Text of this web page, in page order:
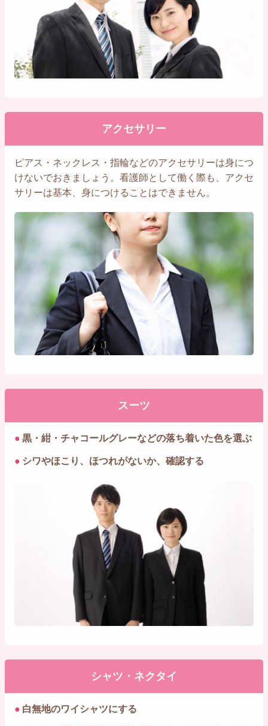
アクセサリー
ピアス・ネックレス・指輪などのアクセサリーは身につ
けないでおきましょう。看護師として働く際も、アクセ
サリーは基本、身につけることはできません。
スーツ
● 黒・紺・チャコールグレーなどの落ち着いた色を選ぶ
● シワやほこり、ほつれがないか、確認する
シャツ・ネクタイ
● 白無地のワイシャツにする